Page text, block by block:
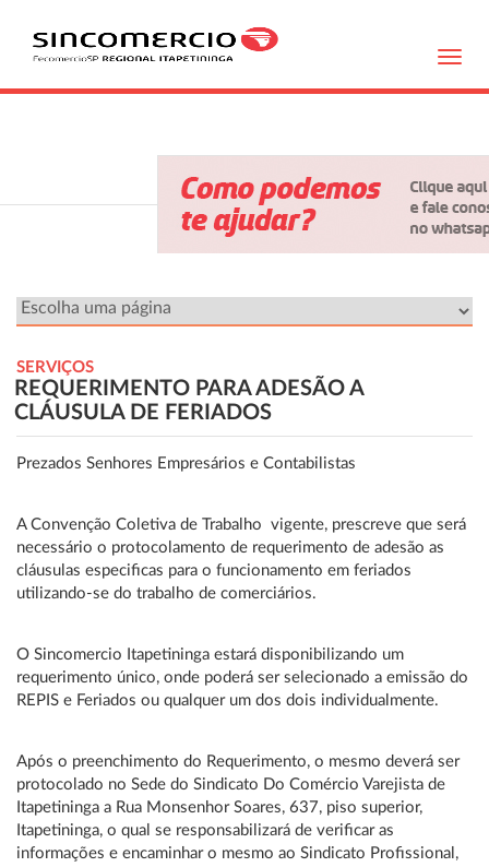
SERVIÇOS
REQUERIMENTO PARA ADESÃO A
CLÁUSULA DE FERIADOS
Prezados Senhores Empresários e Contabilistas
A Convenção Coletiva de Trabalho vigente, prescreve que será
necessário o protocolamento de requerimento de adesão as
cláusulas especificas para o funcionamento em feriados
utilizando-se do trabalho de comerciários.
O Sincomercio Itapetininga estará disponibilizando um
requerimento único, onde poderá ser selecionado a emissão do
REPIS e Feriados ou qualquer um dos dois individualmente.
Após o preenchimento do Requerimento, o mesmo deverá ser
protocolado no Sede do Sindicato Do Comércio Varejista de
Itapetininga a Rua Monsenhor Soares, 637, piso superior,
Itapetininga, o qual se responsabilizará de verificar as
informações e encaminhar o mesmo ao Sindicato Profissional,